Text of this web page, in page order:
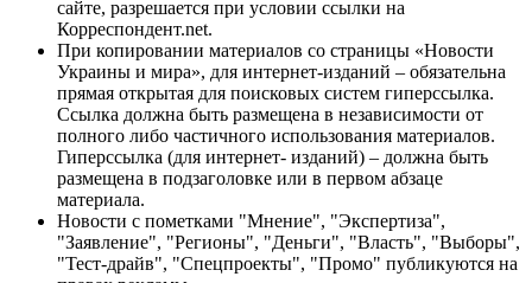
сайте, разрешается при условии ссылки на
Корреспондент.net.
При копировании материалов со страницы «Новости
Украины и мира», для интернет-изданий – обязательна
прямая открытая для поисковых систем гиперссылка.
Ссылка должна быть размещена в независимости от
полного либо частичного использования материалов.
Гиперссылка (для интернет- изданий) – должна быть
размещена в подзаголовке или в первом абзаце
материала.
Новости с пометками "Мнение", "Экспертиза",
"Заявление", "Регионы", "Деньги", "Власть", "Выборы",
"Тест-драйв", "Спецпроекты", "Промо" публикуются на